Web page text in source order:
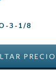
3-1/8